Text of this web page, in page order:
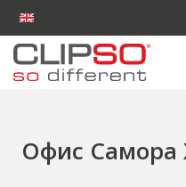
Офис Самора